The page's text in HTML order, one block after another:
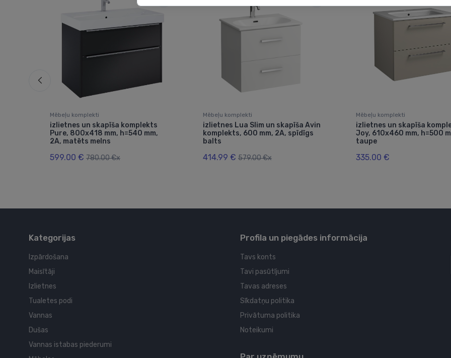
Mēbeļu komplekti
izlietnes un skapīša komplekts
Pure, 800x418 mm, h=540 mm,
2A, matēts melns
599.00 € 780.00 €x
Mēbeļu komplekti
izlietnes Lua Slim un skapīša Avin
komplekts, 600 mm, 2A, spīdīgs
balts
414.99 € 579.00 €x
Mēbeļu komplekti
izlietnes un skapīša
Joy, 610x460 mm, h=500
taupe
335.00 €
Kategorijas
Izpārdošana
Maisītāji
Izlietnes
Tualetes podi
Vannas
Dušas
Vannas istabas piederumi
Profila un piegādes informācija
Tavs konts
Tavi pasūtījumi
Tavas adreses
Sīkdatņu politika
Privātuma politika
Noteikumi